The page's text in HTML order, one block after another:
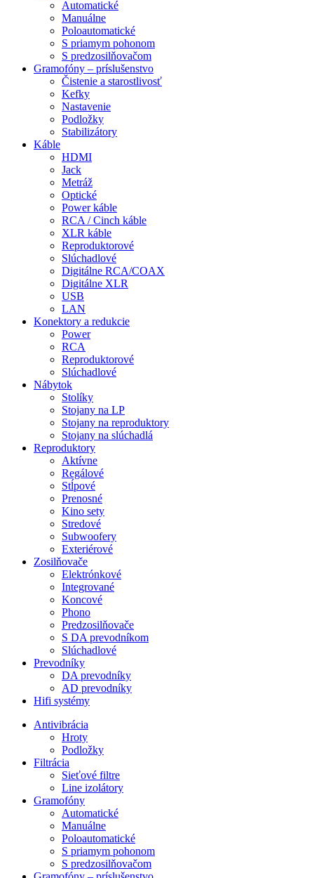
Automatické
Manuálne
Poloautomatické
S priamym pohonom
S predzosilňovačom
Gramofóny – príslušenstvo
Čistenie a starostlivosť
Kefky
Nastavenie
Podložky
Stabilizátory
Káble
HDMI
Jack
Metráž
Optické
Power káble
RCA / Cinch káble
XLR káble
Reproduktorové
Slúchadlové
Digitálne RCA/COAX
Digitálne XLR
USB
LAN
Konektory a redukcie
Power
RCA
Reproduktorové
Slúchadlové
Nábytok
Stolíky
Stojany na LP
Stojany na reproduktory
Stojany na slúchadlá
Reproduktory
Aktívne
Regálové
Stĺpové
Prenosné
Kino sety
Stredové
Subwoofery
Exteriérové
Zosilňovače
Elektrónkové
Integrované
Koncové
Phono
Predzosilňovače
S DA prevodníkom
Slúchadlové
Prevodníky
DA prevodníky
AD prevodníky
Hifi systémy
Antivibrácia
Hroty
Podložky
Filtrácia
Sieťové filtre
Line izolátory
Gramofóny
Automatické
Manuálne
Poloautomatické
S priamym pohonom
S predzosilňovačom